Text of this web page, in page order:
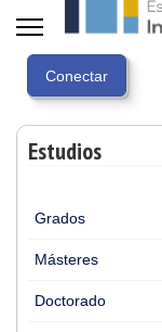
Estudios
Grados
Másteres
Doctorado